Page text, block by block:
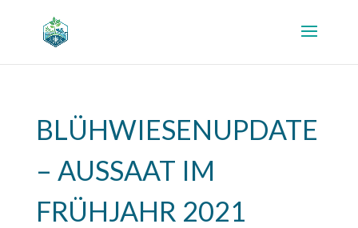
BLÜHWIESENUPDATE
– AUSSAAT IM
FRÜHJAHR 2021